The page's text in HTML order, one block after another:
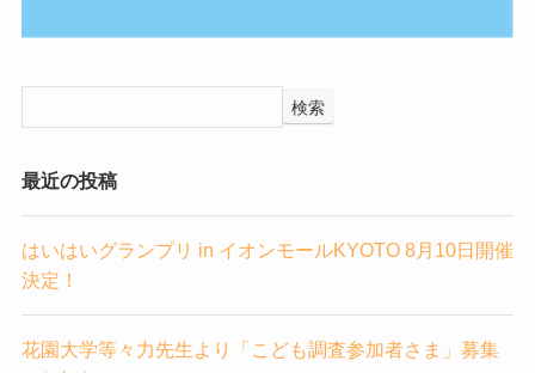
検索
最近の投稿
はいはいグランプリ in イオンモールKYOTO 8月10日開催
決定！
花園大学等々力先生より「こども調査参加者さま」募集